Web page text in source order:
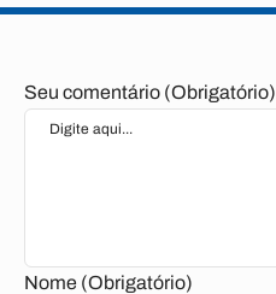
Seu comentário (Obrigatório)
Nome (Obrigatório)